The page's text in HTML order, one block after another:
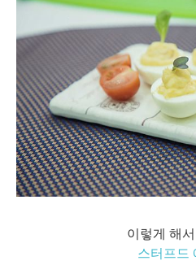
이렇게 해
스터프드